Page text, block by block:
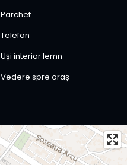
Parchet
Telefon
Uși interior lemn
Vedere spre oraș